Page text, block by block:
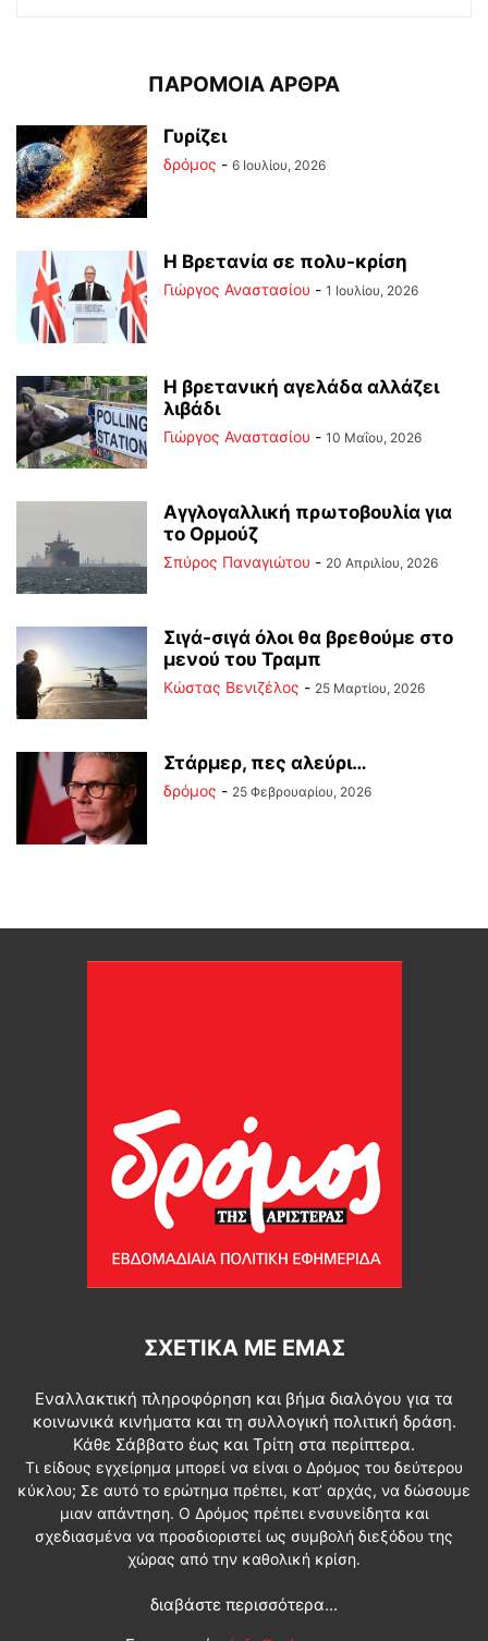
ΠΑΡΟΜΟΙΑ ΑΡΘΡΑ
Γυρίζει
δρόμος - 6 Ιουλίου, 2026
Η Βρετανία σε πολυ-κρίση
Γιώργος Αναστασίου - 1 Ιουλίου, 2026
Η βρετανική αγελάδα αλλάζει
λιβάδι
Γιώργος Αναστασίου - 10 Μαΐου, 2026
Αγγλογαλλική πρωτοβουλία για
το Ορμούζ
Σπύρος Παναγιώτου - 20 Απριλίου, 2026
Σιγά-σιγά όλοι θα βρεθούμε στο
μενού του Τραμπ
Κώστας Βενιζέλος - 25 Μαρτίου, 2026
Στάρμερ, πες αλεύρι…
δρόμος - 25 Φεβρουαρίου, 2026
ΣΧΕΤΙΚΆ ΜΕ ΕΜΆΣ
Εναλλακτική πληροφόρηση και βήμα διαλόγου για τα
κοινωνικά κινήματα και τη συλλογική πολιτική δράση.
Κάθε Σάββατο έως και Τρίτη στα περίπτερα.
Τι είδους εγχείρημα μπορεί να είναι ο Δρόμος του δεύτερου
κύκλου; Σε αυτό το ερώτημα πρέπει, κατ’ αρχάς, να δώσουμε
μιαν απάντηση. Ο Δρόμος πρέπει ενσυνείδητα και
σχεδιασμένα να προσδιοριστεί ως συμβολή διεξόδου της
χώρας από την καθολική κρίση.
διαβάστε περισσότερα...